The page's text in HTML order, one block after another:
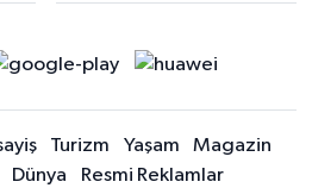
Turizm Yaşam
Magazin
Dünya Resmi Reklamlar